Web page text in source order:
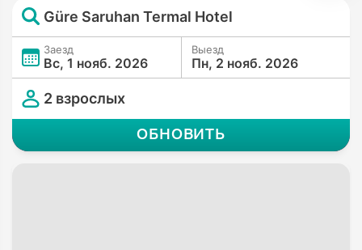
Güre Saruhan Termal Hotel
Заезд
Вс, 1 нояб. 2026
Выезд
Пн, 2 нояб. 2026
2 взрослых
ОБНОВИТЬ